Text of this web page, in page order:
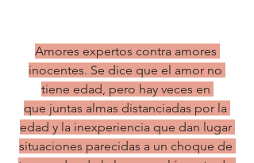
Amores expertos contra amores
inocentes. Se dice que el amor no
tiene edad, pero hay veces en
que juntas almas distanciadas por la
edad y la inexperiencia que dan lugar
situaciones parecidas a un choque de